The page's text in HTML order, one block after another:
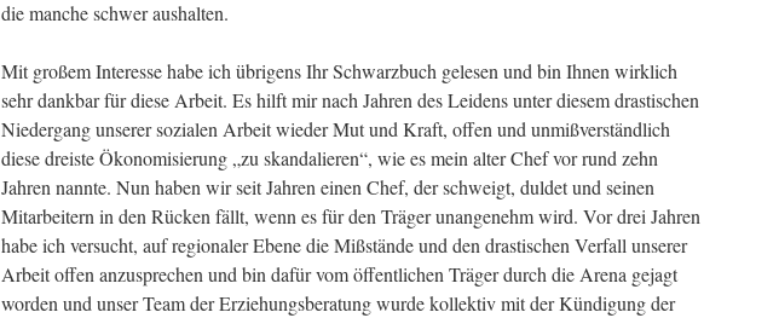
die manche schwer aushalten.
Mit großem Interesse habe ich übrigens Ihr Schwarzbuch gelesen und bin Ihnen wirklich
sehr dankbar für diese Arbeit. Es hilft mir nach Jahren des Leidens unter diesem drastischen
Niedergang unserer sozialen Arbeit wieder Mut und Kraft, offen und unmißverständlich
diese dreiste Ökonomisierung „zu skandalieren“, wie es mein alter Chef vor rund zehn
Jahren nannte. Nun haben wir seit Jahren einen Chef, der schweigt, duldet und seinen
Mitarbeitern in den Rücken fällt, wenn es für den Träger unangenehm wird. Vor drei Jahren
habe ich versucht, auf regionaler Ebene die Mißstände und den drastischen Verfall unserer
Arbeit offen anzusprechen und bin dafür vom öffentlichen Träger durch die Arena gejagt
worden und unser Team der Erziehungsberatung wurde kollektiv mit der Kündigung der